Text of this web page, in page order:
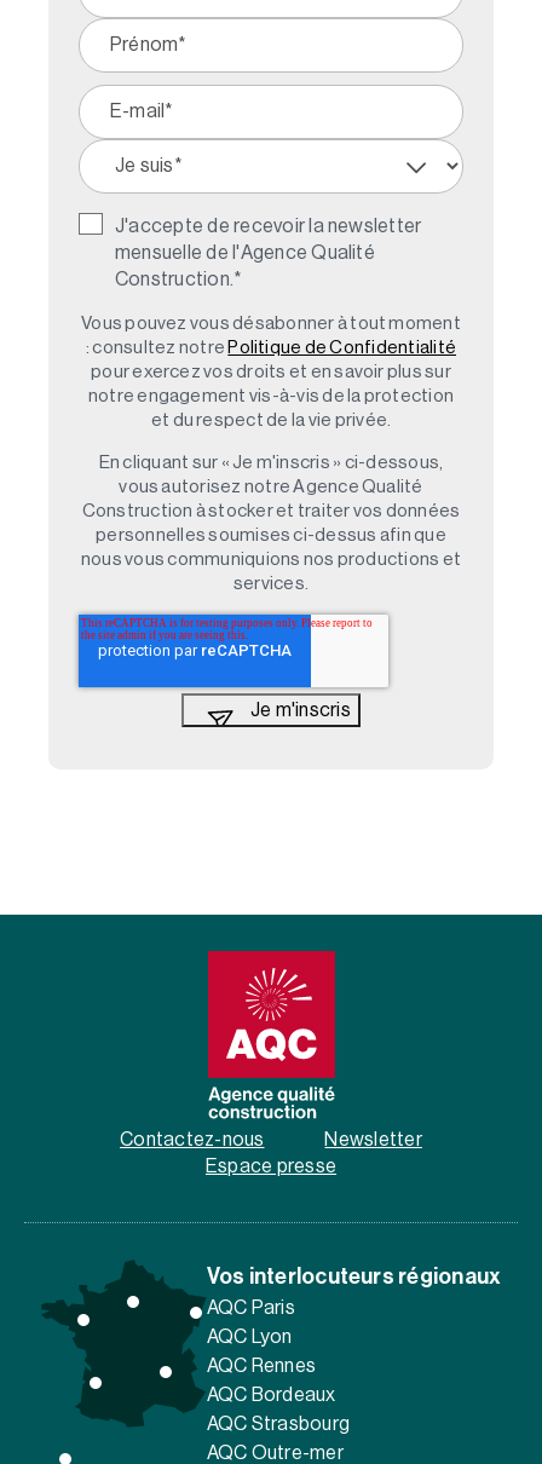
J'accepte de recevoir la newsletter
mensuelle de l'Agence Qualité
Construction. *
Vous pouvez vous désabonner à tout moment
: consultez notre Politique de Confidentialité
pour exercez vos droits et en savoir plus sur
notre engagement vis-à-vis de la protection
et du respect de la vie privée.
En cliquant sur « Je m'inscris » ci-dessous,
vous autorisez notre Agence Qualité
Construction à stocker et traiter vos données
personnelles soumises ci-dessus afin que
nous vous communiquions nos productions et
services.
Contactez-nous
Newsletter
Espace presse
Vos interlocuteurs régionaux
AQC Paris
AQC Lyon
AQC Rennes
AQC Bordeaux
AQC Strasbourg
AQC Outre-mer